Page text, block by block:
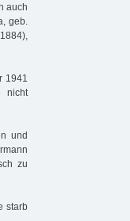
auch
geb.
1941
nicht
und
zu
starb